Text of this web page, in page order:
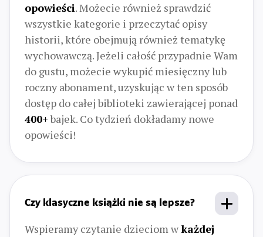
opowieści. Możecie również sprawdzić
wszystkie kategorie i przeczytać opisy
historii, które obejmują również tematykę
wychowawczą. Jeżeli całość przypadnie Wam
do gustu, możecie wykupić miesięczny lub
roczny abonament, uzyskując w ten sposób
dostęp do całej biblioteki zawierającej ponad
400+bajek. Co tydzień dokładamy nowe
opowieści!
Czy klasyczne książki nie są lepsze?
Wspieramy czytanie dzieciom wkażdej